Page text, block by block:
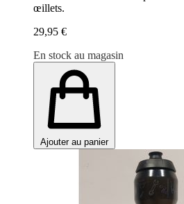
œillets.
29,95 €
En stock au magasin
Ajouter au panier